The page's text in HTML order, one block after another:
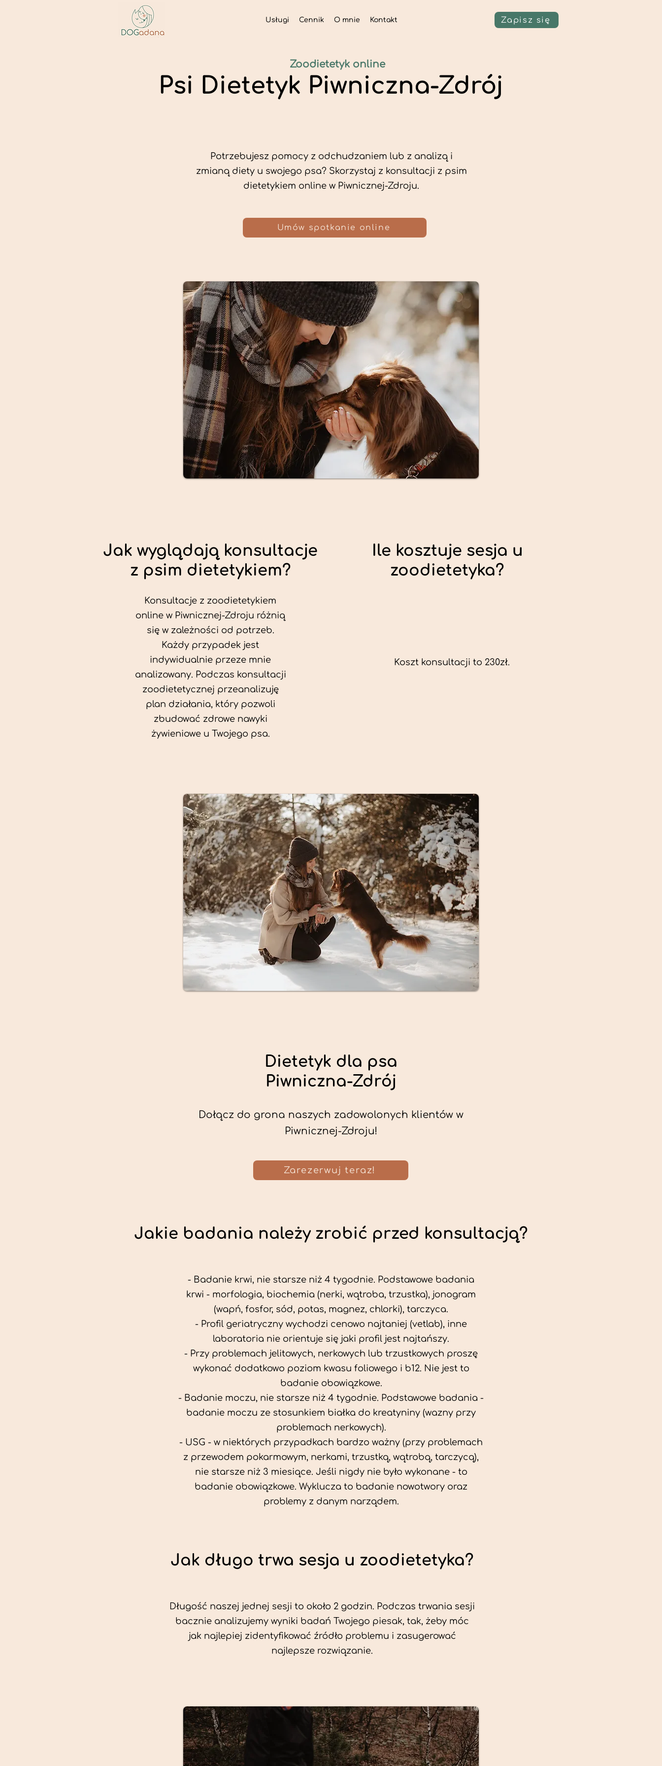
Usługi Cennik O mnie Kontakt Zapisz się
Psi Dietetyk Piwniczna-Zdrój
Potrzebujesz pomocy z odchudzaniem lub z analizą i
zmianą diety u swojego psa? Skorzystaj z konsultacji z psim
dietetykiem online w Piwnicznej-Zdroju.
Zoodietetyk online
Umów spotkanie online
Jak wyglądają konsultacje
z psim dietetykiem?
Konsultacje z zoodietetykiem
online w Piwnicznej-Zdroju różnią
się w zależności od potrzeb.
Każdy przypadek jest
indywidualnie przeze mnie
analizowany. Podczas konsultacji
zoodietetycznej przeanalizuję
plan działania, który pozwoli
zbudować zdrowe nawyki
żywieniowe u Twojego psa.
Ile kosztuje sesja u
zoodietetyka?
Koszt konsultacji to 230zł.
Dietetyk dla psa
Piwniczna-Zdrój
Dołącz do grona naszych zadowolonych klientów w
Piwnicznej-Zdroju!
Zarezerwuj teraz!
Jakie badania należy zrobić przed konsultacją?
- Badanie krwi, nie starsze niż 4 tygodnie. Podstawowe badania
krwi - morfologia, biochemia (nerki, wątroba, trzustka), jonogram
(wapń, fosfor, sód, potas, magnez, chlorki), tarczyca.
- Profil geriatryczny wychodzi cenowo najtaniej (vetlab), inne
laboratoria nie orientuje się jaki profil jest najtańszy.
- Przy problemach jelitowych, nerkowych lub trzustkowych proszę
wykonać dodatkowo poziom kwasu foliowego i b12. Nie jest to
badanie obowiązkowe.
- Badanie moczu, nie starsze niż 4 tygodnie. Podstawowe badania -
badanie moczu ze stosunkiem białka do kreatyniny (wazny przy
problemach nerkowych).
- USG - w niektórych przypadkach bardzo ważny (przy problemach
z przewodem pokarmowym, nerkami, trzustką, wątrobą, tarczycą),
nie starsze niż 3 miesiące. Jeśli nigdy nie było wykonane - to
badanie obowiązkowe. Wyklucza to badanie nowotwory oraz
problemy z danym narządem.
Jak długo trwa sesja u zoodietetyka?
Długość naszej jednej sesji to około 2 godzin. Podczas trwania sesji
bacznie analizujemy wyniki badań Twojego piesak, tak, żeby móc
jak najlepiej zidentyfikować źródło problemu i zasugerować
najlepsze rozwiązanie.